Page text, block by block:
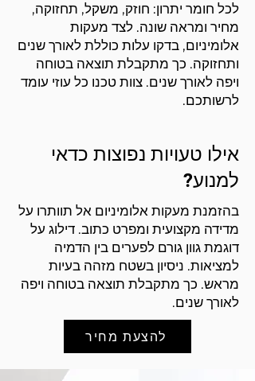
לכל חומר יתרון: חוזק, משקל, תחזוקה,
מחיר ומראה שונה. לצד מעקות
אלומיניום, בדקו עלות כוללת לאורך שנים
ותחזוקה. כך מתקבלת תוצאה בטוחה
ויפה לאורך שנים. צוות טכנו כל עוזי עומד
לרשותכם.
אילו טעויות נפוצות כדאי
למנוע?
בהזמנת מעקות אלומיניום אל תוותרו על
מדידה מקצועית ומפרט כתוב. דילוג על
דוגמת גוון גורם לפערים בין הדמיה
למציאות. ניסיון בשטח מזהה בעיות
מראש. כך מתקבלת תוצאה בטוחה ויפה
לאורך שנים.
להצעת מחיר